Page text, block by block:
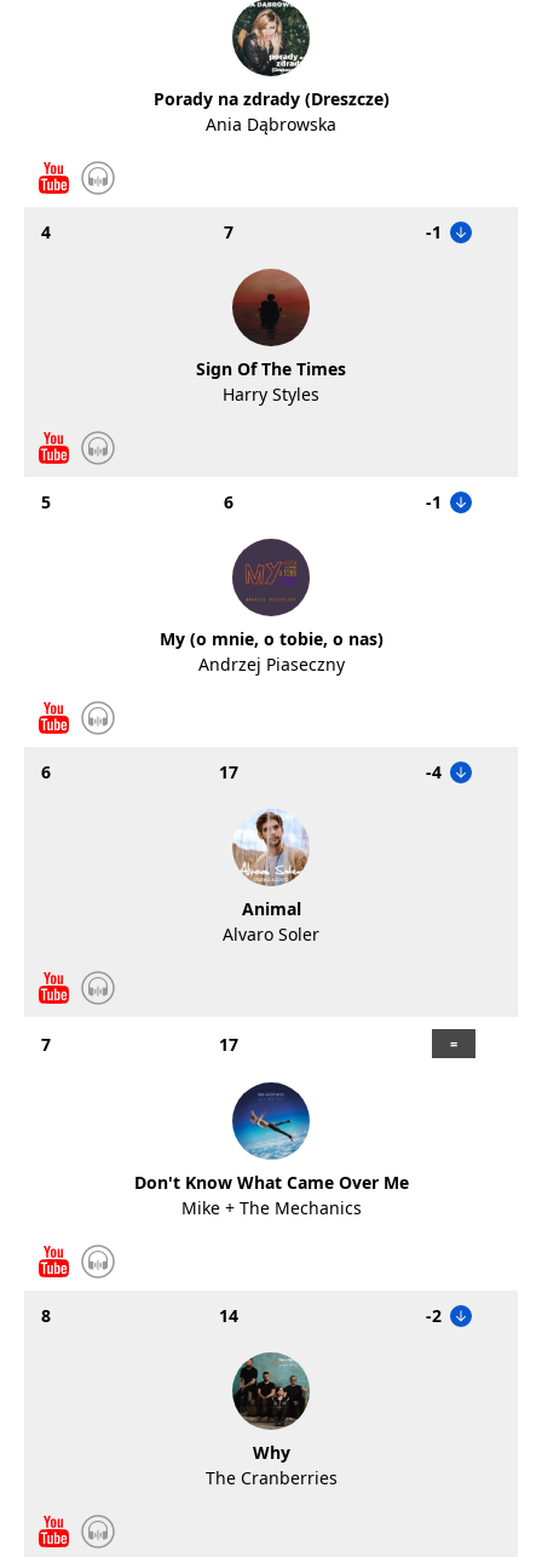
Porady na zdrady (Dreszcze)
Ania Dąbrowska
4 7 -1
Sign Of The Times
Harry Styles
5 6 -1
My (o mnie, o tobie, o nas)
Andrzej Piaseczny
6 17 -4
Animal
Alvaro Soler
7 17
Don't Know What Came Over Me
Mike + The Mechanics
8 14 -2
Why
The Cranberries